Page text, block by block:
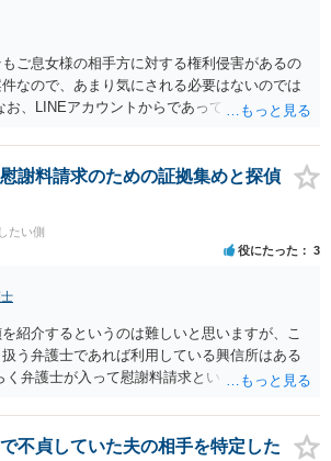
い過ぎないか、質問に具体的に答えてくれる
電話、弁護士直接か事務局員を介するかな
うかを確認するとよいと思います。いずれに
相談・依頼にあたっては、証拠資料、夫と相
名・住所等、夫婦関係への影響、離婚予定の
く整理して相談されることをお勧めいたしま
ご息女様の相手方に対する権利侵害があるの
なので、あまり気にされる必要はないのでは
お、LINEアカウントからであっても、そこに紐
のの、本件のような精神的損害が発生したと
案件において開示がなされる可能性も低いので
謝料請求のための証拠集めと探偵
たい側
役にたった 3
紹介するというのは難しいと思いますが、こ
う弁護士であれば利用している興信所はある
く弁護士が入って慰謝料請求という流れになる
不貞していた夫の相手を特定した